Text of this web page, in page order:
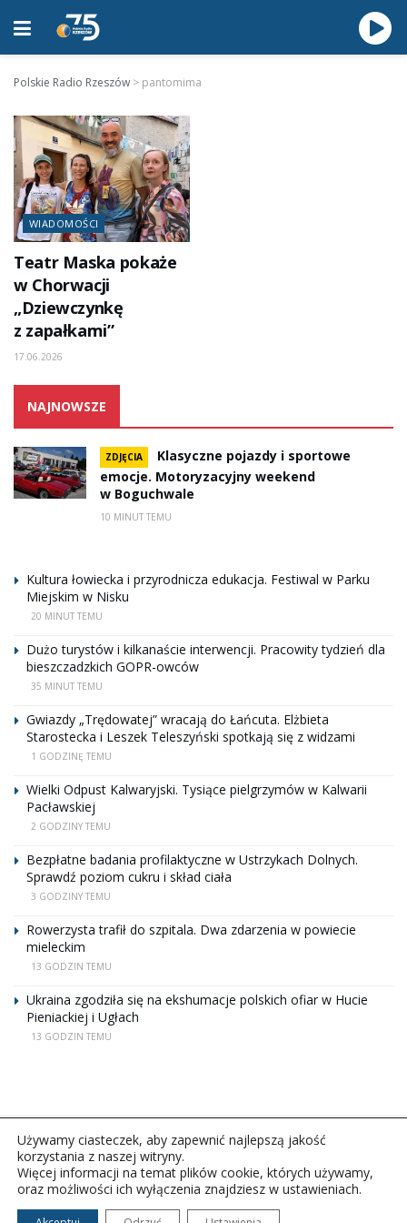
Polskie Radio Rzeszów > pantomima
WIADOMOŚCI
Teatr Maska pokaże
w Chorwacji
„Dziewczynkę
z zapałkami”
17.06.2026
NAJNOWSZE
ZDJĘCIA
Klasyczne pojazdy i sportowe
emocje. Motoryzacyjny weekend
w Boguchwale
10 MINUT TEMU
Kultura łowiecka i przyrodnicza edukacja. Festiwal w Parku
Miejskim w Nisku
20 MINUT TEMU
Dużo turystów i kilkanaście interwencji. Pracowity tydzień dla
bieszczadzkich GOPR-owców
35 MINUT TEMU
Gwiazdy „Trędowatej” wracają do Łańcuta. Elżbieta
Starostecka i Leszek Teleszyński spotkają się z widzami
1 GODZINĘ TEMU
Wielki Odpust Kalwaryjski. Tysiące pielgrzymów w Kalwarii
Pacławskiej
2 GODZINY TEMU
Bezpłatne badania profilaktyczne w Ustrzykach Dolnych.
Sprawdź poziom cukru i skład ciała
3 GODZINY TEMU
Rowerzysta trafił do szpitala. Dwa zdarzenia w powiecie
mieleckim
13 GODZIN TEMU
Ukraina zgodziła się na ekshumacje polskich ofiar w Hucie
Pieniackiej i Ugłach
13 GODZIN TEMU
Copyright © 2026Polskie Radio Rzeszów S.A. w likwidacj.
Używamy ciasteczek, aby zapewnić najlepszą jakość
korzystania z naszej witryny.
Więcej informacji na temat plików cookie, których używamy,
oraz możliwości ich wyłączenia znajdziesz w ustawieniach.